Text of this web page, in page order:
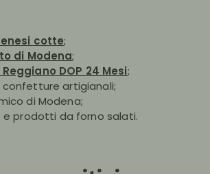
cotte;
di Modena;
DOP 24 Mesi;
artigianali;
di Modena;
e prodotti da forno salati.